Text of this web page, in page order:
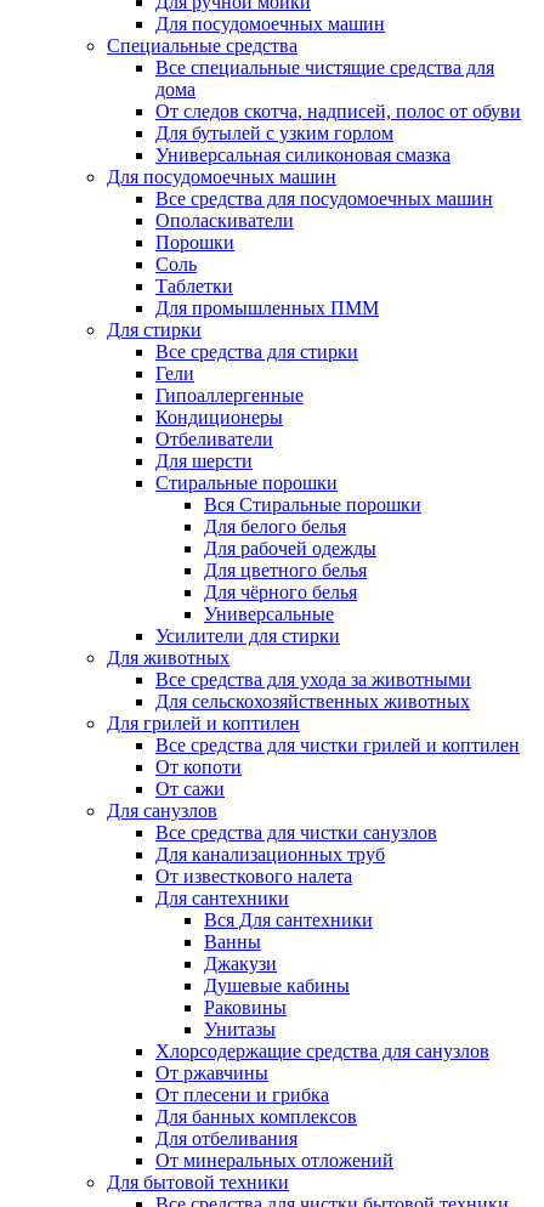
Для посудомоечных машин
Специальные средства
Все специальные чистящие средства для
дома
От следов скотча, надписей, полос от обуви
Для бутылей с узким горлом
Универсальная силиконовая смазка
Для посудомоечных машин
Все средства для посудомоечных машин
Ополаскиватели
Порошки
Соль
Таблетки
Для промышленных ПММ
Для стирки
Все средства для стирки
Гели
Гипоаллергенные
Кондиционеры
Отбеливатели
Для шерсти
Стиральные порошки
Вся Стиральные порошки
Для белого белья
Для рабочей одежды
Для цветного белья
Для чёрного белья
Универсальные
Усилители для стирки
Для животных
Все средства для ухода за животными
Для сельскохозяйственных животных
Для грилей и коптилен
Все средства для чистки грилей и коптилен
От копоти
От сажи
Для санузлов
Все средства для чистки санузлов
Для канализационных труб
От известкового налета
Для сантехники
Вся Для сантехники
Ванны
Джакузи
Душевые кабины
Раковины
Унитазы
Хлорсодержащие средства для санузлов
От ржавчины
От плесени и грибка
Для банных комплексов
Для отбеливания
От минеральных отложений
Для бытовой техники